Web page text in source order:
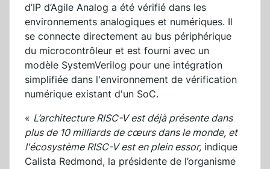
d’IP d’Agile Analog a été vérifié dans les
environnements analogiques et numériques. Il
se connecte directement au bus périphérique
du microcontrôleur et est fourni avec un
modèle SystemVerilog pour une intégration
simplifiée dans l'environnement de vérification
numérique existant d'un SoC.
« L’architecture RISC-V est déjà présente dans
plus de 10 milliards de cœurs dans le monde, et
l'écosystème RISC-V est en plein essor, indique
Calista Redmond, la présidente de l’organisme